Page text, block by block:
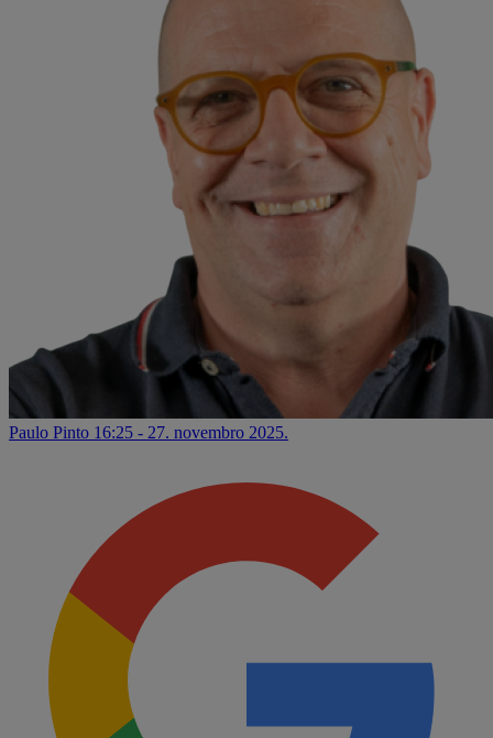
Paulo Pinto 16:25 - 27. novembro 2025.